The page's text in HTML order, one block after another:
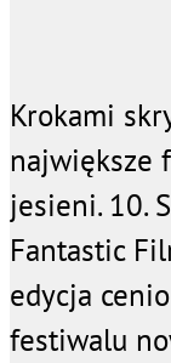
Krokami
największe
jesieni. 10.
Fantastic
edycja
festiwalu